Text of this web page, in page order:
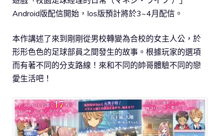
Android版配信開始，Ios版預計將於3~4月配信。
本作講述了來到剛剛從男校轉變為合校的女主人公，於
形形色色的足球部員之間發生的故事。根據玩家的選項
而有著不同的分支路線！來和不同的帥哥體驗不同的戀
愛生活吧！